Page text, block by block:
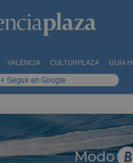
VALÈNCIA CULTURPLAZA GUÍA
+ Seguir en Google